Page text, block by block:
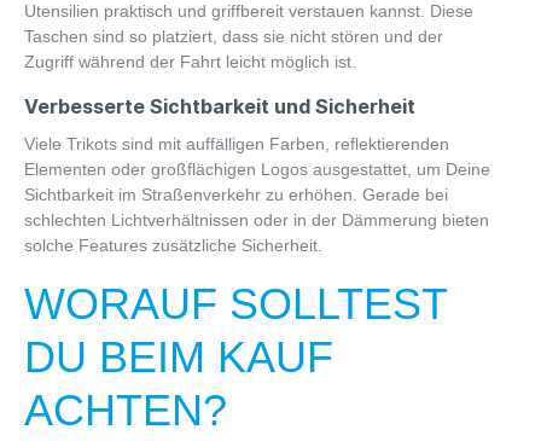
Utensilien praktisch und griffbereit verstauen kannst. Diese
Taschen sind so platziert, dass sie nicht stören und der
Zugriff während der Fahrt leicht möglich ist.
Verbesserte Sichtbarkeit und Sicherheit
Viele Trikots sind mit auffälligen Farben, reflektierenden
Elementen oder großflächigen Logos ausgestattet, um Deine
Sichtbarkeit im Straßenverkehr zu erhöhen. Gerade bei
schlechten Lichtverhältnissen oder in der Dämmerung bieten
solche Features zusätzliche Sicherheit.
WORAUF SOLLTEST
DU BEIM KAUF
ACHTEN?